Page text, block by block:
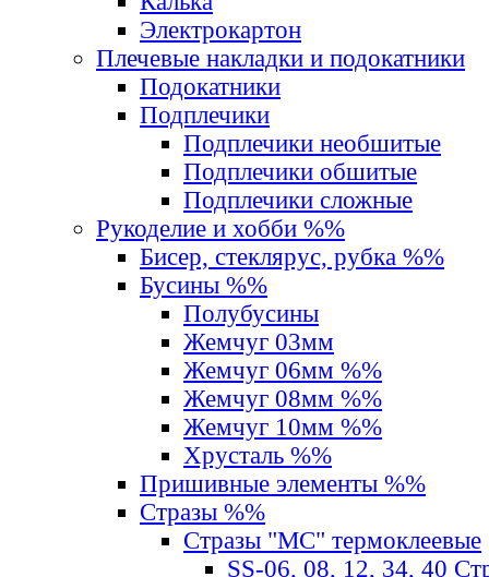
Электрокартон
Плечевые накладки и подокатники
Подокатники
Подплечики
Подплечики необшитые
Подплечики обшитые
Подплечики сложные
Рукоделие и хобби %%
Бисер, стеклярус, рубка %%
Бусины %%
Полубусины
Жемчуг 03мм
Жемчуг 06мм %%
Жемчуг 08мм %%
Жемчуг 10мм %%
Хрусталь %%
Пришивные элементы %%
Стразы %%
Стразы "MС" термоклеевые
SS-06, 08, 12, 34, 40